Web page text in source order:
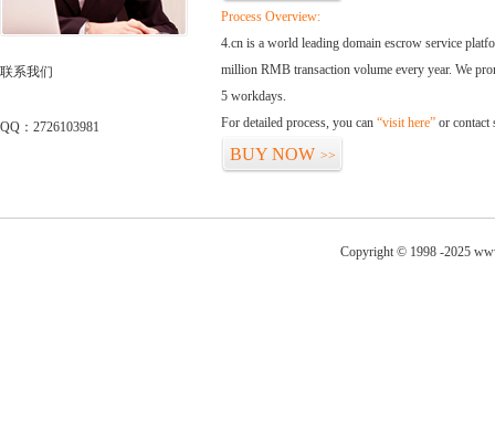
联系我们
QQ：2726103981
Process Overview:
4.cn is a world leading domain escrow service
million RMB transaction volume every year. We
5 workdays.
For detailed process, you can “visit here” or contact
BUY NOW >>
Copyright © 1998 -2025